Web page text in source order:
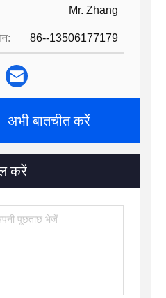
Mr. Zhang
86--13506177179
अभी बातचीत करें
करें